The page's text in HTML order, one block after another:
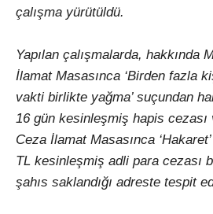
çalışma yürütüldü.
Yapılan çalışmalarda, hakkında
İlamat Masasınca ‘Birden fazla
vakti birlikte yağma’ suçundan
16 gün kesinleşmiş hapis cezası
Ceza İlamat Masasınca
TL kesinleşmiş adli para cezası
şahıs saklandığı adreste tespit